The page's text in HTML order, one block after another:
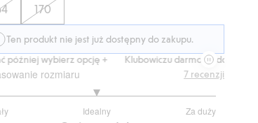
170
Ten produkt nie jest już dostępny do zakupu.
wybierz opcję + Klubowiczu darmowa dostawa od 150 zł
rozmiaru
Idealny Za duży
7 recenzji